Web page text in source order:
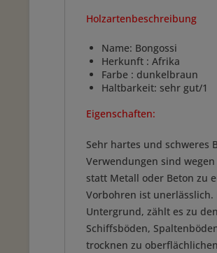
Holzartenbeschreibung
Name: Bongossi
Herkunft : Afrika
Farbe : dunkelbraun
Haltbarkeit: sehr gut/1
Eigenschaften:
Sehr hartes und schweres
Verwendungen sind
statt Metall oder Beton zu
Vorbohren ist
Untergrund, zählt es zu
Schiffsböden,
trocknen zu